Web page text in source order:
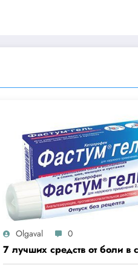
Olgaval 0
7 лучших средств от боли в